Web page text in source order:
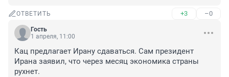
ОТВЕТИТЬ +3 –0
Гость
1 апреля, 11:00
Кац предлагает Ирану сдаваться. Сам президент
Ирана заявил, что через месяц экономика страны
рухнет.